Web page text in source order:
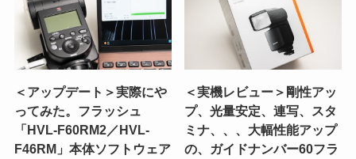
＜アップデート＞実際にや
ってみた。フラッシュ
「HVL-F60RM2／HVL-
F46RM」本体ソフトウェア
＜実機レビュー＞剛性アッ
プ、光量安定、連写、スタ
ミナ、、、大幅性能アップ
の、ガイドナンバー60フラ